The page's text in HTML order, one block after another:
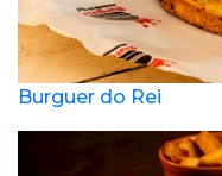
Burguer do Rei